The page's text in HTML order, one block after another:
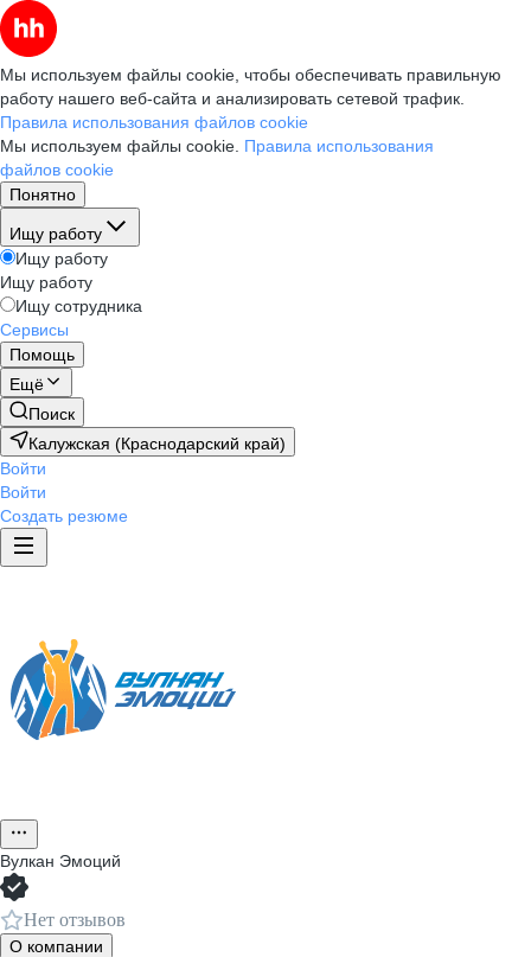
Мы используем файлы cookie, чтобы обеспечивать правильную
работу нашего веб-сайта и анализировать сетевой трафик.
Правила использования файлов cookie
Мы используем файлы cookie. Правила использования
файлов cookie
Понятно
Ищу работу
Ищу работу
Ищу работу
Ищу сотрудника
Сервисы
Помощь
Ещё
Поиск
Калужская (Краснодарский край)
Войти
Войти
Создать резюме
Вулкан Эмоций
Нет отзывов
О компании